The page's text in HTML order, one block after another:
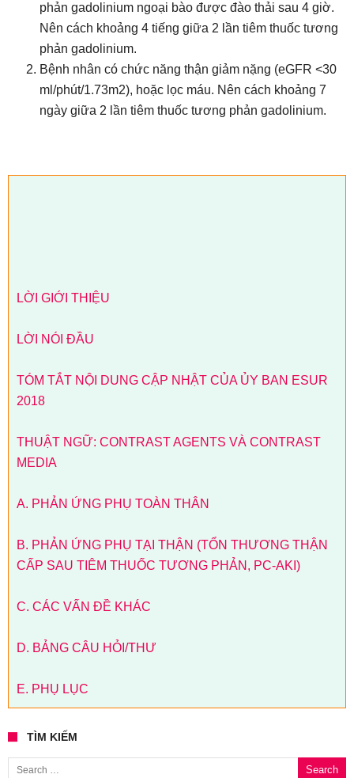
phản gadolinium ngoại bào được đào thải sau 4 giờ.
Nên cách khoảng 4 tiếng giữa 2 lần tiêm thuốc tương
phản gadolinium.
Bệnh nhân có chức năng thận giảm nặng (eGFR <30
ml/phút/1.73m2), hoặc lọc máu. Nên cách khoảng 7
ngày giữa 2 lần tiêm thuốc tương phản gadolinium.
LỜI GIỚI THIỆU
LỜI NÓI ĐẦU
TÓM TẮT NỘI DUNG CẬP NHẬT CỦA ỦY BAN ESUR
2018
THUẬT NGỮ: CONTRAST AGENTS VÀ CONTRAST
MEDIA
A. PHẢN ỨNG PHỤ TOÀN THÂN
B. PHẢN ỨNG PHỤ TẠI THẬN (TỔN THƯƠNG THẬN
CẤP SAU TIÊM THUỐC TƯƠNG PHẢN, PC-AKI)
C. CÁC VẤN ĐỀ KHÁC
D. BẢNG CÂU HỎI/THƯ
E. PHỤ LỤC
TÌM KIẾM
Search for: